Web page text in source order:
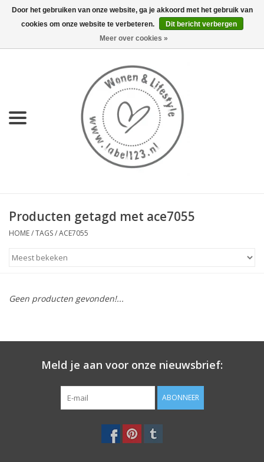
0 Artikelen - €0,00
KEUKEN
LIFESTYLE
MEUBELS
Producten getagd met ace7055
HOME/TAGS/ACE7055
Geen producten gevonden!...
Meld je aan voor onze nieuwsbrief:
ABONNEER
Door het gebruiken van onze website, ga je akkoord met het gebruik van
cookies om onze website te verbeteren.
Dit bericht verbergen
Meer over cookies »